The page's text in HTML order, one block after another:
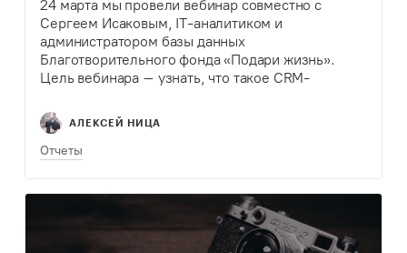
24 марта мы провели вебинар совместно с
Сергеем Исаковым, IT-аналитиком и
администратором базы данных
Благотворительного фонда «Подари жизнь».
Цель вебинара – узнать, что такое CRM-
система SugarCRM/SuiteCRM и как ее внедрить в
своей организации.
АЛЕКСЕЙ НИЦА
Отчеты